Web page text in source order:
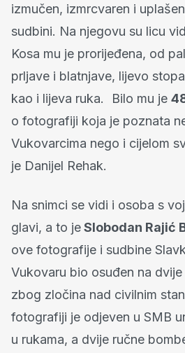
izmučen, izmrcvaren i
sudbini. Na njegovu su licu
Kosa mu je prorijeđena, od
prljave i blatnjave, lijevo
kao i lijeva ruka. Bilo mu je
o fotografiji koja je poznata
Vukovarcima nego i cijelom
je Danijel Rehak.
Na snimci se vidi i osoba s
glavi, a to jeSlobodan Rajić
ove fotografije i sudbine
Vukovaru bio osuđen na
zbog zločina nad civilnim
fotografiji je odjeven u SMB
u rukama, a dvije ručne